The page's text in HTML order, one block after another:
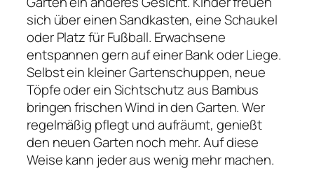
sich über einen Sandkasten, eine Schaukel
oder Platz für Fußball. Erwachsene
entspannen gern auf einer Bank oder Liege.
Selbst ein kleiner Gartenschuppen, neue
Töpfe oder ein Sichtschutz aus Bambus
bringen frischen Wind in den Garten. Wer
regelmäßig pflegt und aufräumt, genießt
den neuen Garten noch mehr. Auf diese
Weise kann jeder aus wenig mehr machen.